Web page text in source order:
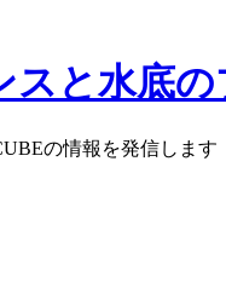
スと水底
の情報を発信します